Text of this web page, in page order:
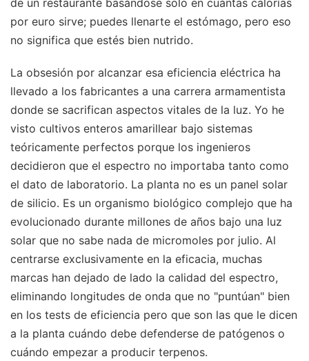
por euro sirve; puedes llenarte el estómago, pero eso
no significa que estés bien nutrido.
La obsesión por alcanzar esa eficiencia eléctrica ha
llevado a los fabricantes a una carrera armamentista
donde se sacrifican aspectos vitales de la luz. Yo he
visto cultivos enteros amarillear bajo sistemas
teóricamente perfectos porque los ingenieros
decidieron que el espectro no importaba tanto como
el dato de laboratorio. La planta no es un panel solar
de silicio. Es un organismo biológico complejo que ha
evolucionado durante millones de años bajo una luz
solar que no sabe nada de micromoles por julio. Al
centrarse exclusivamente en la eficacia, muchas
marcas han dejado de lado la calidad del espectro,
eliminando longitudes de onda que no "puntúan" bien
en los tests de eficiencia pero que son las que le dicen
a la planta cuándo debe defenderse de patógenos o
cuándo empezar a producir terpenos.